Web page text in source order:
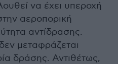
να έχει υπεροχή
αεροπορική
αντίδρασης.
μεταφράζεται
δράσης. Αντιθέτως,